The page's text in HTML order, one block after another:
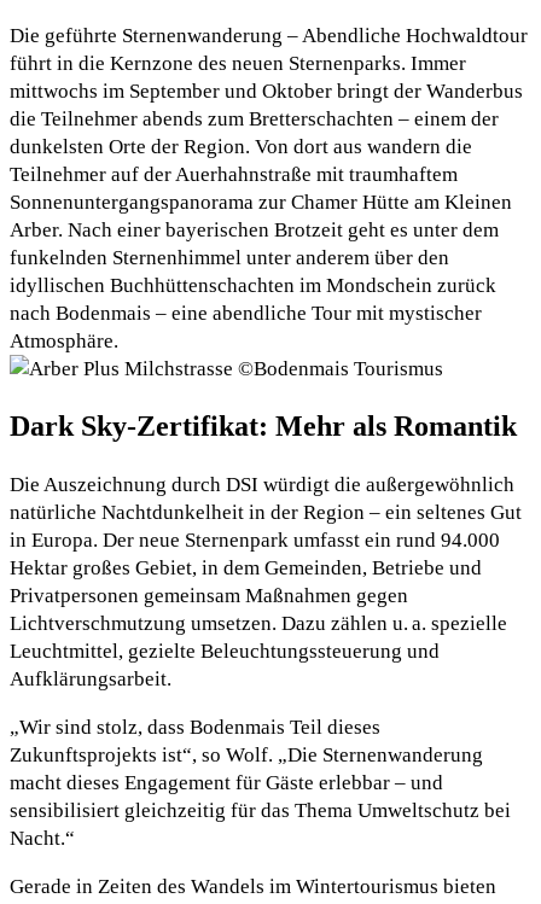
Die geführte Sternenwanderung – Abendliche Hochwaldtour
führt in die Kernzone des neuen Sternenparks. Immer
mittwochs im September und Oktober bringt der Wanderbus
die Teilnehmer abends zum Bretterschachten – einem der
dunkelsten Orte der Region. Von dort aus wandern die
Teilnehmer auf der Auerhahnstraße mit traumhaftem
Sonnenuntergangspanorama zur Chamer Hütte am Kleinen
Arber. Nach einer bayerischen Brotzeit geht es unter dem
funkelnden Sternenhimmel unter anderem über den
idyllischen Buchhüttenschachten im Mondschein zurück
nach Bodenmais – eine abendliche Tour mit mystischer
Atmosphäre.
Dark Sky-Zertifikat: Mehr als Romantik
Die Auszeichnung durch DSI würdigt die außergewöhnlich
natürliche Nachtdunkelheit in der Region – ein seltenes Gut
in Europa. Der neue Sternenpark umfasst ein rund 94.000
Hektar großes Gebiet, in dem Gemeinden, Betriebe und
Privatpersonen gemeinsam Maßnahmen gegen
Lichtverschmutzung umsetzen. Dazu zählen u. a. spezielle
Leuchtmittel, gezielte Beleuchtungssteuerung und
Aufklärungsarbeit.
„Wir sind stolz, dass Bodenmais Teil dieses
Zukunftsprojekts ist“, so Wolf. „Die Sternenwanderung
macht dieses Engagement für Gäste erlebbar – und
sensibilisiert gleichzeitig für das Thema Umweltschutz bei
Nacht.“
Gerade in Zeiten des Wandels im Wintertourismus bieten